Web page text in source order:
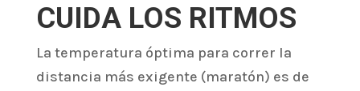
CUIDA LOS RITMOS
La temperatura óptima para correr la
distancia más exigente (maratón) es de